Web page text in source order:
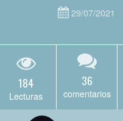
29/07/2021
184
Lecturas
36
comentarios